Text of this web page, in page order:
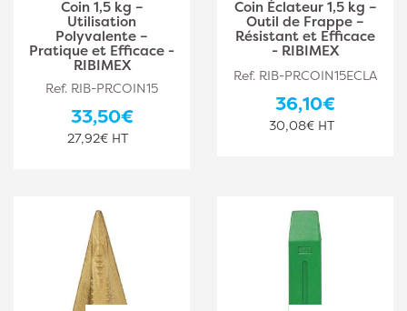
Coin 1,5 kg –
Utilisation
Polyvalente –
Pratique et Efficace -
RIBIMEX
Ref. RIB-PRCOIN15
33,50€
27,92€ HT
Coin Éclateur 1,5 kg –
Outil de Frappe –
Résistant et Efficace
- RIBIMEX
Ref. RIB-PRCOIN15ECLA
36,10€
30,08€ HT